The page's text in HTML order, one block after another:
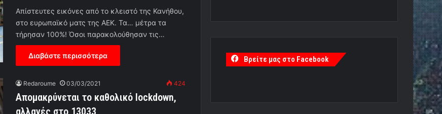
Απίστευτες εικόνες από το κλειστό της Κανήθου,
στο ευρωπαϊκό ματς της ΑΕΚ. Τα… μέτρα τα
τήρησαν 100%! Όσοι παρακολούθησαν τις…
Διαβάστε περισσότερα
Redaroume 03/03/2021 424
Απομακρύνεται το καθολικό lockdown,
αλλαγές στο 13033
Βρείτε μας στο Facebook